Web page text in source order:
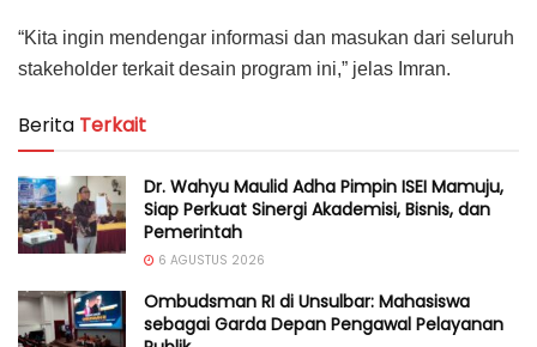
“Kita ingin mendengar informasi dan masukan dari seluruh
stakeholder terkait desain program ini,” jelas Imran.
Berita Terkait
Dr. Wahyu Maulid Adha Pimpin ISEI Mamuju,
Siap Perkuat Sinergi Akademisi, Bisnis, dan
Pemerintah
6 AGUSTUS 2026
Ombudsman RI di Unsulbar: Mahasiswa
sebagai Garda Depan Pengawal Pelayanan